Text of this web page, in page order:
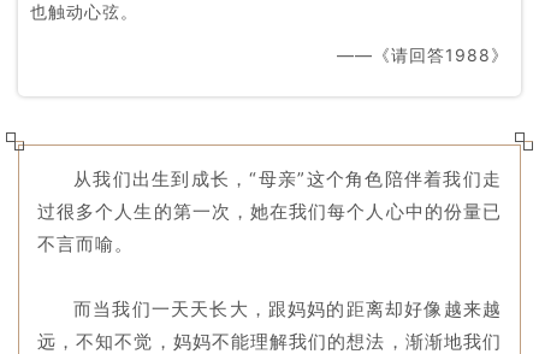
也触动心弦。
——《请回答1988》
从我们出生到成长，“母亲”这个角色陪伴着我们走
过很多个人生的第一次，她在我们每个人心中的份量已
不言而喻。
而当我们一天天长大，跟妈妈的距离却好像越来越
远，不知不觉，妈妈不能理解我们的想法，渐渐地我们